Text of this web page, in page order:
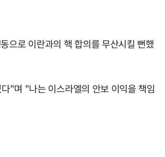
으로 이란과의 핵 합의를 무산시킬 뻔했
"며 "나는 이스라엘의 안보 이익을 책임